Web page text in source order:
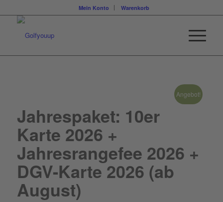
Mein Konto Warenkorb
Angebot!
Jahrespaket: 10er
Karte 2026 +
Jahresrangefee 2026 +
DGV-Karte 2026 (ab
August)